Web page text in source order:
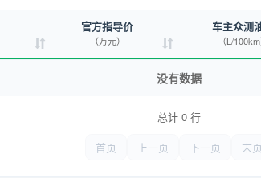
官方指导价
（万元）
车主众测
（L/100km
没有数据
总计 0 行
首页
上一页 下一页 末页